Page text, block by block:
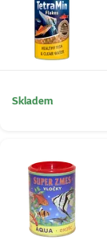
Skladem